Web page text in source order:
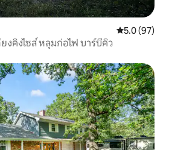
คะแนนเฉลี่ย
5.0 (97)
งคิงไซส์ หลุมก่อไฟ บาร์บีคิว